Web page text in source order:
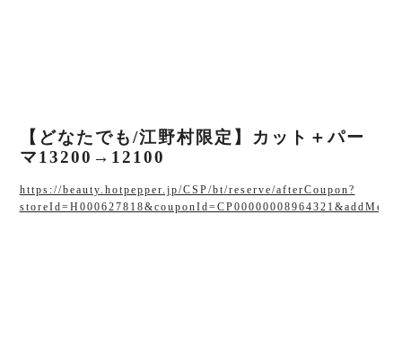
【どなたでも/江野村限定】カット＋パー
マ13200→12100
https://beauty.hotpepper.jp/CSP/bt/reserve/afterCoupon?